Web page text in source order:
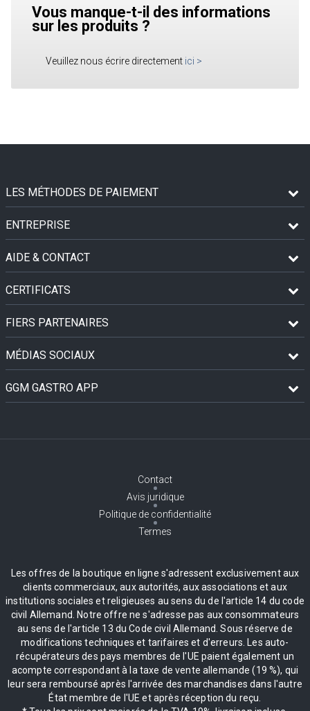
Vous manque-t-il des informations
sur les produits ?
Veuillez nous écrire directement ici >
LES MÉTHODES DE PAIEMENT
ENTREPRISE
AIDE & CONTACT
CERTIFICATS
FIERS PARTENAIRES
MÉDIAS SOCIAUX
GGM GASTRO APP
Contact
Avis juridique
Politique de confidentialité
Termes
Les offres de la boutique en ligne s'adressent exclusivement aux
clients commerciaux, aux autorités, aux associations et aux
institutions sociales et religieuses au sens du de l'article 14 du code
civil Allemand. Notre offre ne s'adresse pas aux consommateurs
au sens de l'article 13 du Code civil Allemand. Sous réserve de
modifications techniques et tarifaires et d'erreurs. Les auto-
récupérateurs des pays membres de l'UE paient également un
acompte correspondant à la taxe de vente allemande (19 %), qui
leur sera remboursé après l'arrivée des marchandises dans l'autre
État membre de l'UE et après réception du reçu.